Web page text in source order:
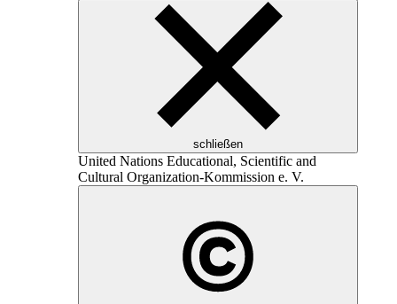
schließen
United Nations Educational, Scientific and
Cultural Organization-Kommission e. V.